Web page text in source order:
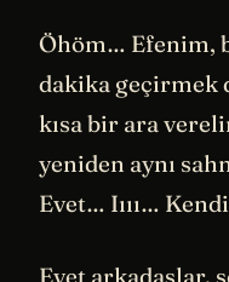
Öhöm… Efenim,
dakika geçirmek
kısa bir ara
yeniden aynı
Evet… Iııı…
Evet arkadaşlar,